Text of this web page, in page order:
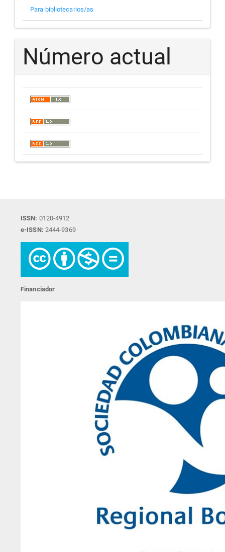
Para bibliotecarios/as
Número actual
ISSN: 0120-4912
e-ISSN: 2444-9369
Financiador